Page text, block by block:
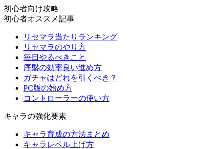
初心者向け攻略
初心者オススメ記事
リセマラ当たりランキング
リセマラのやり方
毎日やるべきこと
序盤の効率良い進め方
ガチャはどれを引くべき？
PC版の始め方
コントローラーの使い方
キャラの強化要素
キャラ育成の方法まとめ
キャラレベル上げ方